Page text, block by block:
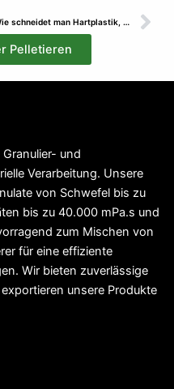
Wie schneidet man Hartplastik, ohne dass es reißt oder schmilzt?
Pelletieren
und
Verarbeitung. Unsere
von Schwefel bis zu
bis zu 40.000 mPa.s und
zum Mischen von
für eine effiziente
Wir bieten zuverlässige
unsere Produkte